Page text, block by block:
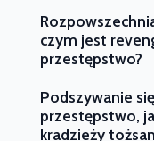
czym jest
przestępstwo?
Podszywanie
przestępstwo,
kradzieży